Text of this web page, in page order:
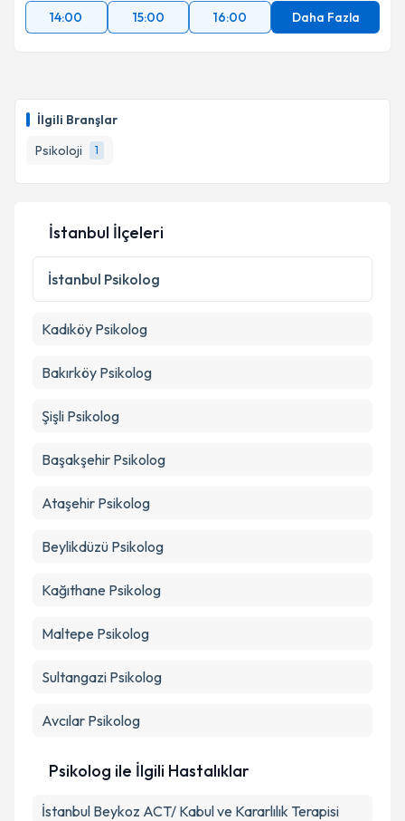
İlgili Branşlar
Psikoloji
1
14:00
15:00 16:00 Daha Fazla
İstanbul İlçeleri
İstanbul Psikolog
Kadıköy Psikolog
Bakırköy Psikolog
Şişli Psikolog
Başakşehir Psikolog
Ataşehir Psikolog
Beylikdüzü Psikolog
Kağıthane Psikolog
Maltepe Psikolog
Sultangazi Psikolog
Avcılar Psikolog
Psikolog ile İlgili Hastalıklar
İstanbul Beykoz ACT/ Kabul ve Kararlılık Terapisi